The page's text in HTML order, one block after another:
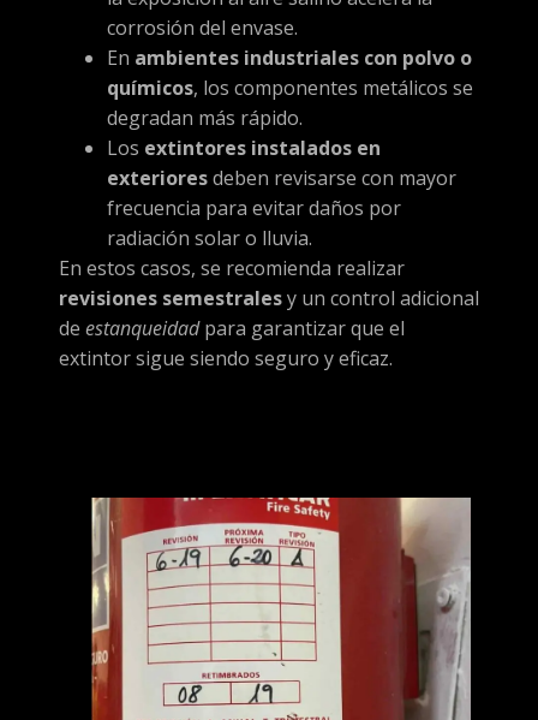
corrosión del envase.
En ambientes industriales con polvo o
químicos, los componentes metálicos se
degradan más rápido.
Los extintores instalados en
exterioresdeben revisarse con mayor
frecuencia para evitar daños por
radiación solar o lluvia.
En estos casos, se recomienda realizar
revisiones semestralesy un control adicional
de estanqueidadpara garantizar que el
extintor sigue siendo seguro y eficaz.